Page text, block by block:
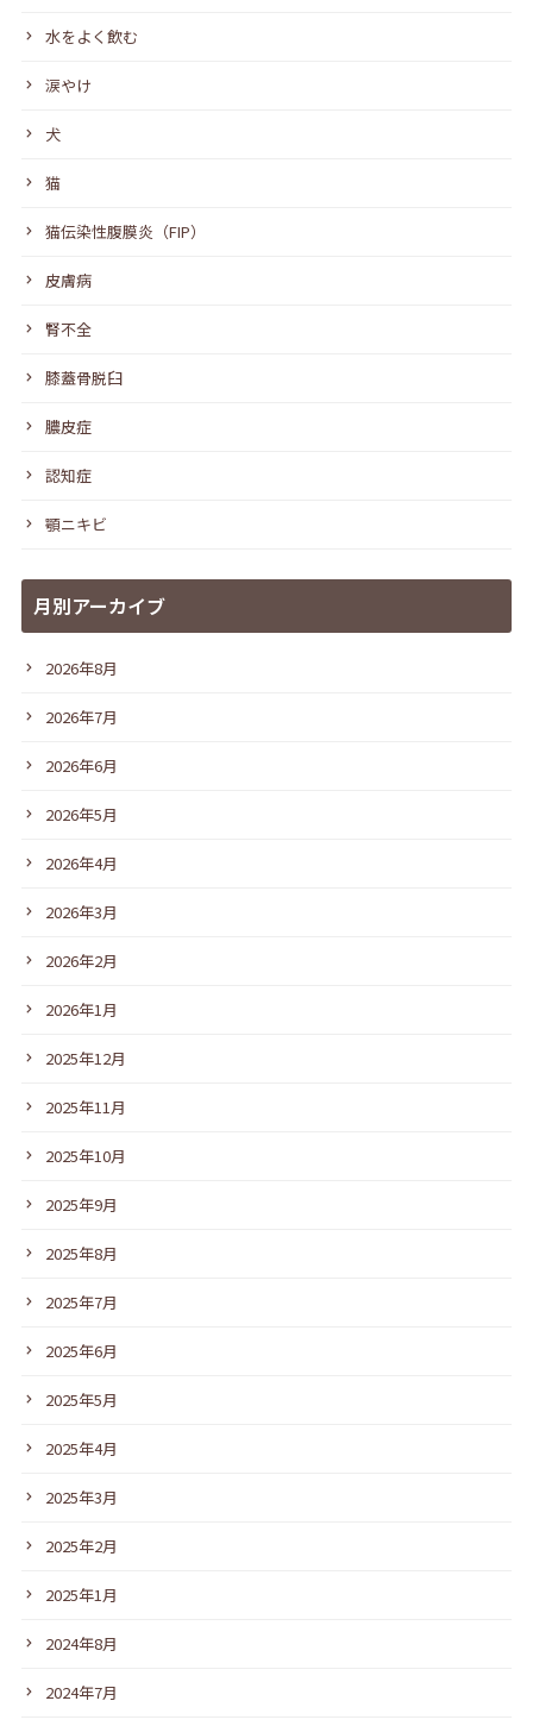
水をよく飲む
涙やけ
犬
猫
猫伝染性腹膜炎（FIP）
皮膚病
腎不全
膝蓋骨脱臼
膿皮症
認知症
顎ニキビ
月別アーカイブ
2026年8月
2026年7月
2026年6月
2026年5月
2026年4月
2026年3月
2026年2月
2026年1月
2025年12月
2025年11月
2025年10月
2025年9月
2025年8月
2025年7月
2025年6月
2025年5月
2025年4月
2025年3月
2025年2月
2025年1月
2024年8月
2024年7月